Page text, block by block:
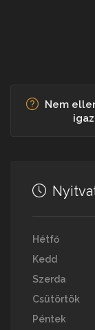
Nem
Hétfő
Kedd
Szerda
Csütörtök
Péntek